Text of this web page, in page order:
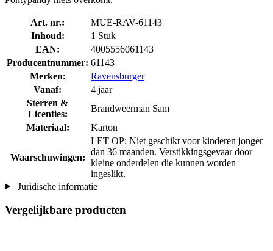
Art. nr.:
MUE-RAV-61143
Inhoud:
1 Stuk
EAN:
4005556061143
Producentnummer: 61143
Merken:
Ravensburger
Vanaf:
4 jaar
Sterren &
Licenties:
Brandweerman Sam
Materiaal:
Karton
Waarschuwingen:
LET OP: Niet geschikt voor kinderen jonger
dan 36 maanden. Verstikkingsgevaar door
kleine onderdelen die kunnen worden
ingeslikt.
Juridische informatie
Vergelijkbare producten